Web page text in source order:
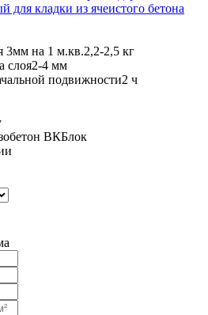
кладки из ячеистого бетона
3мм на 1 м.кв.2,2-2,5 кг
слоя2-4 мм
подвижности2 ч
ВКБлок